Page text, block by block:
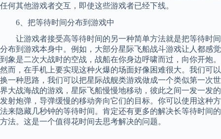
任何其他游戏者交互，即使这些游戏者已经下线。
6、把等待时间分布到游戏中
让游戏者接受高等待时间的另一种简单方法就是把等待时间
分布到游戏本身中。例如，大部分星际飞船战斗游戏让人都感觉
到象是二次大战时的空战，战船在你身边呼啸而过，向你开炮。
然而，在手机上要实现这种火爆的场面好像困难很大。我们可以
换一种思路，我们可以把星际战舰类游戏做成一个类似第一次世
界大战海战的游戏，星际飞船慢慢地移动，彼此之间一发一发的
发射炮弹，导弹缓慢的移动奔向它们的目标。你可以使用这种方
法来隐藏几秒钟的等待时间。肯定还有更多的解决长等待时间的
方法。这是一个值得花时间去思考解决的问题。